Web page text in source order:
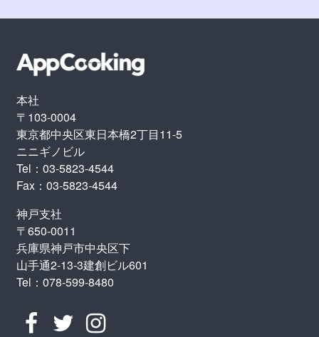
本社
〒103-0004
東京都中央区東日本橋2丁目11-5
ニニギノビル
Tel：03-5823-4544
Fax：03-5823-4544
神戸支社
〒650-0011
兵庫県神戸市中央区下
山手通2-13-3建創ビル601
Tel：078-599-8480